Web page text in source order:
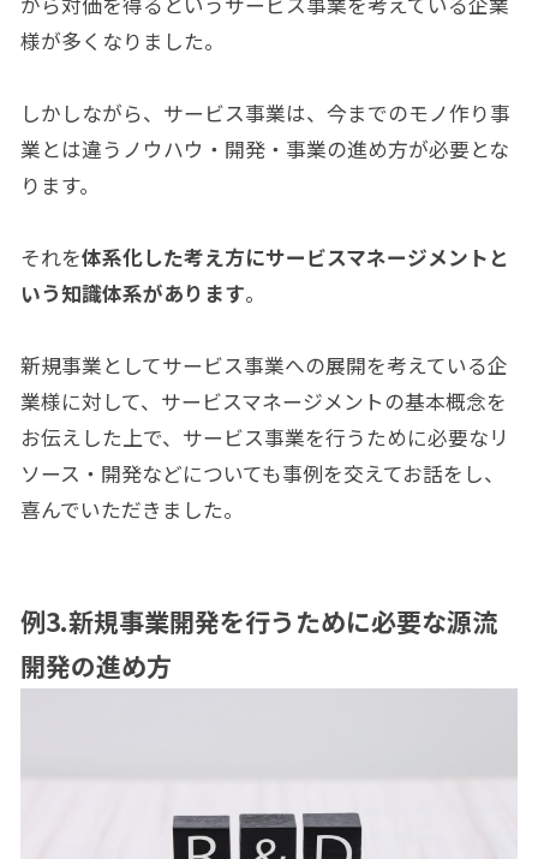
様が多くなりました。
しかしながら、サービス事業は、今までのモノ作り事
業とは違うノウハウ・開発・事業の進め方が必要とな
ります。
それを体系化した考え方にサービスマネージメントと
いう知識体系があります。
新規事業としてサービス事業への展開を考えている企
業様に対して、サービスマネージメントの基本概念を
お伝えした上で、サービス事業を行うために必要なリ
ソース・開発などについても事例を交えてお話をし、
喜んでいただきました。
例3.新規事業開発を行うために必要な源流
開発の進め方